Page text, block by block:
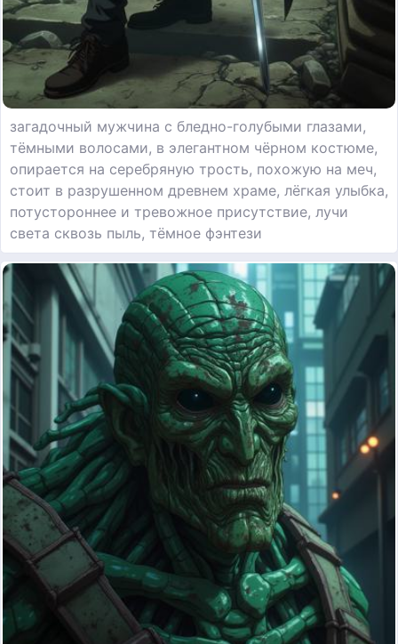
загадочный мужчина с бледно-голубыми глазами,
тёмными волосами, в элегантном чёрном костюме,
опирается на серебряную трость, похожую на меч,
стоит в разрушенном древнем храме, лёгкая улыбка,
потустороннее и тревожное присутствие, лучи
света сквозь пыль, тёмное фэнтези